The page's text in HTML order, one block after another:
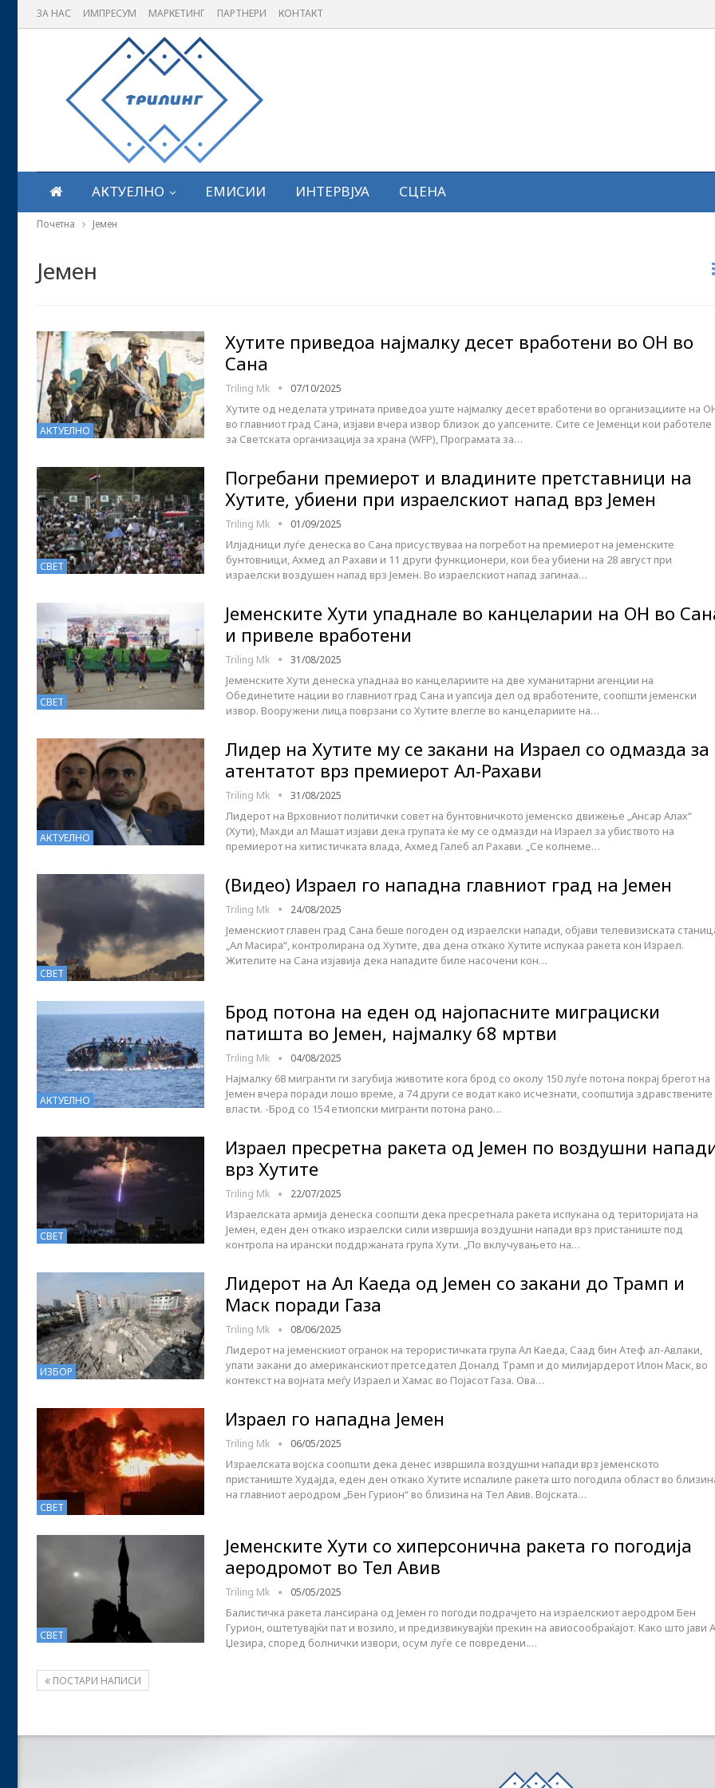
ЗА НАС ИМПРЕСУМ МАРКЕТИНГ ПАРТНЕРИ КОНТАКТ
АКТУЕЛНО ЕМИСИИ ИНТЕРВЈУА СЦЕНА
Почетна Јемен
Јемен
АКТУЕЛНО
Хутите приведоа најмалку десет вработени во ОН во
Сана
Triling Mk 07/10/2025
Хутите од неделата утрината приведоа уште најмалку десет вработени во организациите на
во главниот град Сана, изјави вчера извор близок до уапсените. Сите се Јеменци кои работеле
за Светската организација за храна (WFP), Програмата за…
СВЕТ
Погребани премиерот и владините претставници на
Хутите, убиени при израелскиот напад врз Јемен
Triling Mk 01/09/2025
Илјадници луѓе денеска во Сана присуствуваа на погребот на премиерот на јеменските
бунтовници, Ахмед ал Рахави и 11 други функционери, кои беа убиени на 28 август при
израелски воздушен напад врз Јемен. Во израелскиот напад загинаа…
СВЕТ
Јеменските Хути упаднале во канцеларии на ОН во
и привеле вработени
Triling Mk 31/08/2025
Јеменските Хути денеска упаднаа во канцелариите на две хуманитарни агенции на
Обединетите нации во главниот град Сана и уапсија дел од вработените, соопшти јеменски
извор. Вооружени лица поврзани со Хутите влегле во канцелариите на…
АКТУЕЛНО
Лидер на Хутите му се закани на Израел со одмазда за
атентатот врз премиерот Ал-Рахави
Triling Mk 31/08/2025
Лидерот на Врховниот политички совет на бунтовничкото јеменско движење „Ансар Алах“
(Хути), Махди ал Машат изјави дека групата ќе му се одмазди на Израел за убиството на
премиерот на хитистичката влада, Ахмед Галеб ал Рахави. „Се колнеме…
СВЕТ
(Видео) Израел го нападна главниот град на Јемен
Triling Mk 24/08/2025
Јеменскиот главен град Сана беше погоден од израелски напади, објави телевизиската
„Ал Масира“, контролирана од Хутите, два дена откако Хутите испукаа ракета кон Израел.
Жителите на Сана изјавија дека нападите биле насочени кон…
АКТУЕЛНО
Брод потона на еден од најопасните миграциски
патишта во Јемен, најмалку 68 мртви
Triling Mk 04/08/2025
Најмалку 68 мигранти ги загубија животите кога брод со околу 150 луѓе потона покрај брегот на
Јемен вчера поради лошо време, а 74 други се водат како исчезнати, соопштија здравствените
власти. -Брод со 154 етиопски мигранти потона рано…
СВЕТ
Израел пресретна ракета од Јемен по воздушни
врз Хутите
Triling Mk 22/07/2025
Израелската армија денеска соопшти дека пресретнала ракета испукана од територијата на
Јемен, еден ден откако израелски сили извршија воздушни напади врз пристаниште под
контрола на ирански поддржаната група Хути. „По вклучувањето на…
ИЗБОР
Лидерот на Ал Каеда од Јемен со закани до Трамп и
Маск поради Газа
Triling Mk 08/06/2025
Лидерот на јеменскиот огранок на терористичката група Ал Каеда, Саад бин Атеф ал-Авлаки,
упати закани до американскиот претседател Доналд Трамп и до милијардерот Илон Маск, во
контекст на војната меѓу Израел и Хамас во Појасот Газа. Ова…
СВЕТ
Израел го нападна Јемен
Triling Mk 06/05/2025
Израелската војска соопшти дека денес извршила воздушни напади врз јеменското
пристаниште Худајда, еден ден откако Хутите испалиле ракета што погодила област во
на главниот аеродром „Бен Гурион“ во близина на Тел Авив. Војската…
СВЕТ
Јеменските Хути со хиперсонична ракета го погодија
аеродромот во Тел Авив
Triling Mk 05/05/2025
Балистичка ракета лансирана од Јемен го погоди подрачјето на израелскиот аеродром Бен
Гурион, оштетувајќи пат и возило, и предизвикувајќи прекин на авиосообраќајот. Како што јави
Џезира, според болнички извори, осум луѓе се повредени.…
ПОСТАРИ НАПИСИ